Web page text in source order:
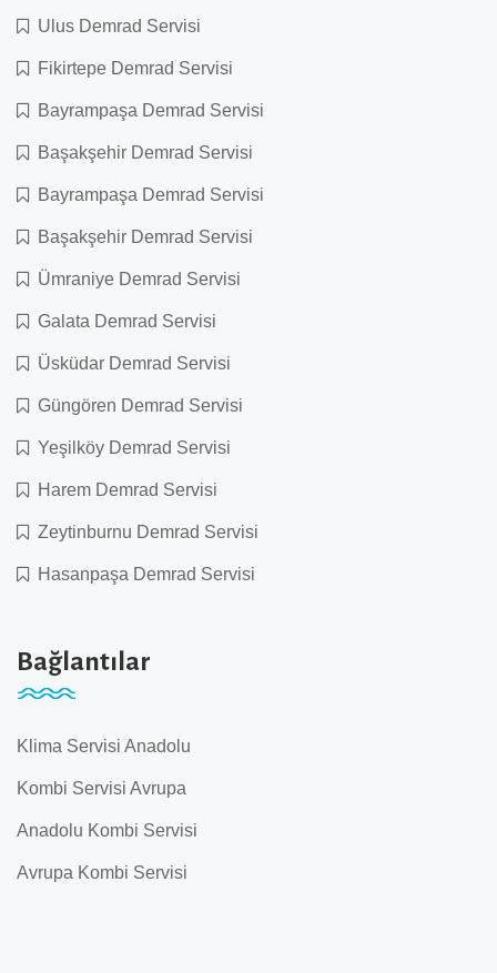
Ulus Demrad Servisi
Fikirtepe Demrad Servisi
Bayrampaşa Demrad Servisi
Başakşehir Demrad Servisi
Bayrampaşa Demrad Servisi
Başakşehir Demrad Servisi
Ümraniye Demrad Servisi
Galata Demrad Servisi
Üsküdar Demrad Servisi
Güngören Demrad Servisi
Yeşilköy Demrad Servisi
Harem Demrad Servisi
Zeytinburnu Demrad Servisi
Hasanpaşa Demrad Servisi
Bağlantılar
Klima Servisi Anadolu
Kombi Servisi Avrupa
Anadolu Kombi Servisi
Avrupa Kombi Servisi